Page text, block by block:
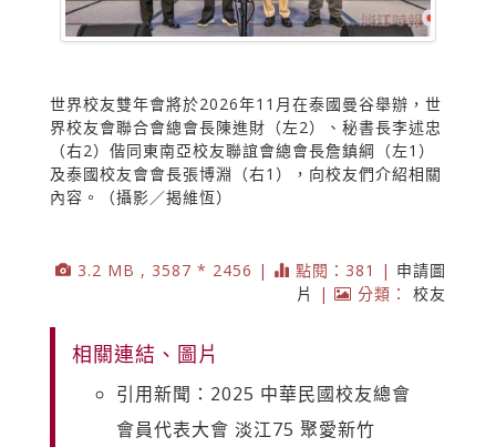
世界校友雙年會將於2026年11月在泰國曼谷舉辦，世
界校友會聯合會總會長陳進財（左2）、秘書長李述忠
（右2）偕同東南亞校友聯誼會總會長詹鎮綱（左1）
及泰國校友會會長張博淵（右1），向校友們介紹相關
內容。（攝影／揭維恆）
3.2 MB , 3587 * 2456 | 點閱：381 | 申請圖
片
| 分類： 校友
相關連結、圖片
引用新聞：2025 中華民國校友總會
會員代表大會 淡江75 聚愛新竹